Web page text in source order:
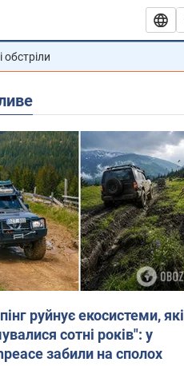
обстріли
руйнує екосистеми, які
сотні років": у
забили на сполох